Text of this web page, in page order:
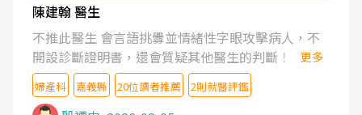
陳建翰 醫生
不推此醫生 會言語挑釁並情緒性字眼攻擊病人，不
開設診斷證明書，還會質疑其他醫生的判斷！
更多
婦產科 嘉義縣 20位讀者推薦 2則就醫評鑑